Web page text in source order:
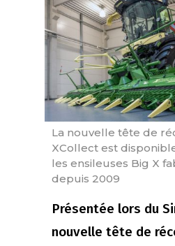
La nouvelle tête de
XCollect est
les ensileuses Big X
depuis 2009
Présentée lors du
nouvelle tête de